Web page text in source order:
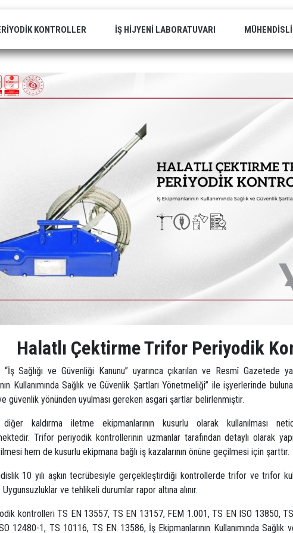
KONTROLLER İŞ HIJYENI LABORATUVARI
Halatlı Çektirme Trifor Periyodik
“İş Sağlığı ve Güvenliği Kanunu” uyarınca çıkarılan ve Resmî Gazetede
Kullanımında Sağlık ve Güvenlik Şartları Yönetmeliği” ile işyerlerinde
güvenlik yönünden uyulması gereken asgari şartlar belirlenmiştir.
kaldırma iletme ekipmanlarının kusurlu olarak kullanılması
Trifor periyodik kontrollerinin uzmanlar tarafından detaylı olarak
hem de kusurlu ekipmana bağlı iş kazalarının önüne geçilmesi için şarttır.
10 yılı aşkın tecrübesiyle gerçekleştirdiği kontrollerde trifor ve trifor
ve tehlikeli durumlar rapor altına alınır.
kontrolleri TS EN 13557, TS EN 13157, FEM 1.001, TS EN ISO 13850,
12480-1, TS 10116, TS EN 13586, İş Ekipmanlarının Kullanımında Sağlık